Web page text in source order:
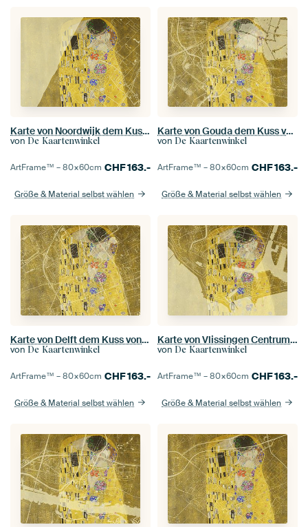
Karte von Noordwijk dem Kuss von Gustav Klimt
von De Kaartenwinkel
ArtFrame™ –80×60cm CHF163.-
Größe & Material selbst wählen
Karte von Gouda dem Kuss von Gustav Klimt
von De Kaartenwinkel
ArtFrame™ –80×60cm CHF163.-
Größe & Material selbst wählen
Karte von Delft dem Kuss von Gustav Klimt
von De Kaartenwinkel
ArtFrame™ –80×60cm CHF163.-
Größe & Material selbst wählen
Karte von Vlissingen Centrum dem Kuss von Gustav Klimt
von De Kaartenwinkel
ArtFrame™ –80×60cm CHF163.-
Größe & Material selbst wählen